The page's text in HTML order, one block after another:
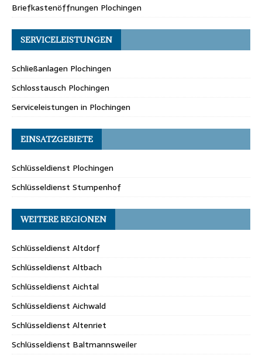
Briefkastenöffnungen Plochingen
SERVICELEISTUNGEN
Schließanlagen Plochingen
Schlosstausch Plochingen
Serviceleistungen in Plochingen
EINSATZGEBIETE
Schlüsseldienst Plochingen
Schlüsseldienst Stumpenhof
WEITERE REGIONEN
Schlüsseldienst Altdorf
Schlüsseldienst Altbach
Schlüsseldienst Aichtal
Schlüsseldienst Aichwald
Schlüsseldienst Altenriet
Schlüsseldienst Baltmannsweiler